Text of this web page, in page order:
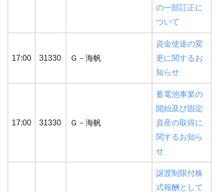
の一部訂正に
ついて
17:00 31330 Ｇ－海帆
資金使途の変
更に関するお
知らせ
17:00 31330 Ｇ－海帆
蓄電池事業の
開始及び固定
資産の取得に
関するお知ら
せ
譲渡制限付株
式報酬として